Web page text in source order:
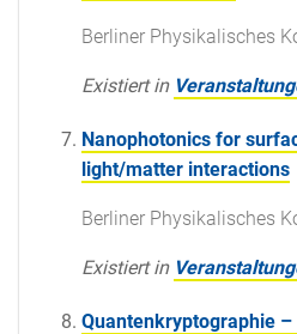
Berliner Physikalisches
Existiert in
Nanophotonics for
light/matter interactions
Berliner Physikalisches
Existiert in
Quantenkryptographie –